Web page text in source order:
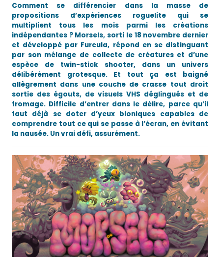
Comment se différencier dans la masse de
propositions d’expériences roguelite qui se
multiplient tous les mois parmi les créations
indépendantes ? Morsels, sorti le 18 novembre dernier
et développé par Furcula, répond en se distinguant
par son mélange de collecte de créatures et d’une
espèce de twin-stick shooter, dans un univers
délibérément grotesque. Et tout ça est baigné
allègrement dans une couche de crasse tout droit
sortie des égouts, de visuels VHS déglingués et de
fromage. Difficile d’entrer dans le délire, parce qu’il
faut déjà se doter d’yeux bioniques capables de
comprendre tout ce qui se passe à l’écran, en évitant
la nausée. Un vrai défi, assurément.